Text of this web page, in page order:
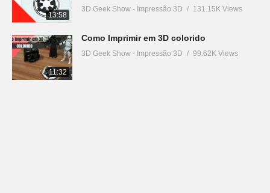
13:58
3D Geek Show - Impressão 3D 131.15K Views
11:32
Como Imprimir em 3D colorido
3D Geek Show - Impressão 3D 99.62K Views